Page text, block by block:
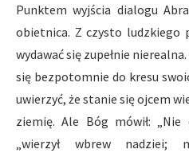
Punktem wyjścia dialogu
obietnica. Z czysto ludzkiego
wydawać się zupełnie
się bezpotomnie do kresu
uwierzyć, że stanie się ojcem
ziemię. Ale Bóg mówił:
„wierzył wbrew nadziei;